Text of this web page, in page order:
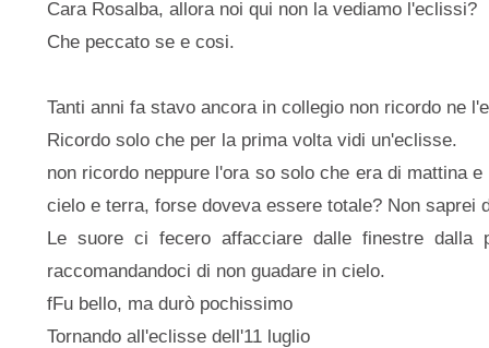
Cara Rosalba, allora noi qui non la vediamo l'eclissi?
Che peccato se e cosi.
Tanti anni fa stavo ancora in collegio non ricordo ne
Ricordo solo che per la prima volta vidi un'eclisse.
non ricordo neppure l'ora so solo che era di mattina
cielo e terra, forse doveva essere totale? Non saprei
Le suore ci fecero affacciare dalle finestre dalla
raccomandandoci di non guadare in cielo.
fFu bello, ma durò pochissimo
Tornando all'eclisse dell'11 luglio